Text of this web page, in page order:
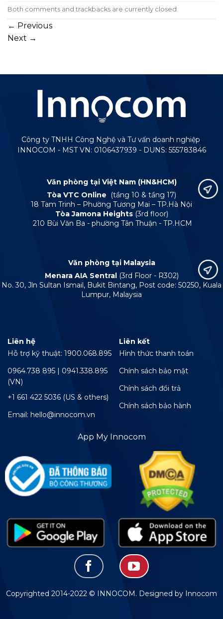
Both comments and trackbacks are currently closed.
← Previous
Next →
Công ty TNHH Công Nghệ và Tư vấn doanh nghiệp
INNOCOM - MST VN: 0106437939 - DUNS: 555783846
Văn phòng tại Việt Nam (HN&HCM)
Tòa VTC Online
(tầng 10 & tầng 17)
18 Tam Trinh – Phường Tương Mai – TP.Hà Nội
Tòa Jamona Heights (3rd floor)
210 Bùi Văn Ba - phường Tân Thuận - TP.HCM
Văn phòng tại Malaysia
Menara AIA Sentral (3rd Floor - R302)
No. 30, Jln Sultan Ismail, Bukit Bintang, Post code: 50250, Kuala
Lumpur, Malaysia
Liên hệ
Hỗ trợ kỹ thuật: 1900.068.895
0964.738 895 | 0941.338.895
(VN)
+1 661 422 5036 (US & others)
Email: hello@innocom.vn
Liên kết
Hình thức thanh toán
Chính sách bảo mật
Chính sách đổi trả
Chính sách bảo hành
App My Innocom
Copyrighted 2014-2022 © INNOCOM. Designed by Innocom